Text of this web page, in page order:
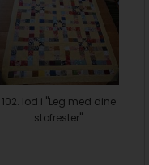
102. lod i "Leg med dine
stofrester"